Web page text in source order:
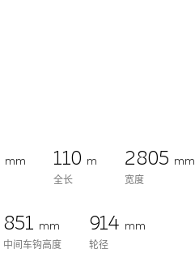
mm
110 m
全长
2805 mm
宽度
851 mm
中间车钩高度
914 mm
轮径